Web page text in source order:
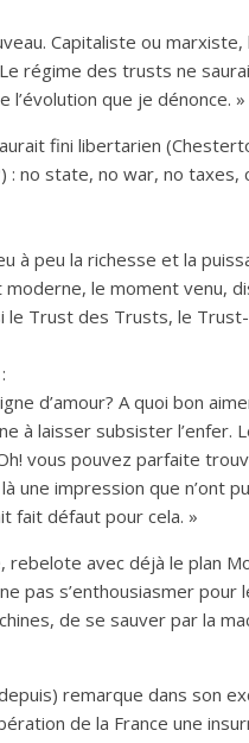
Capitaliste ou
régime des trusts ne
l’évolution que je dénonce. »
fini libertarien
: no state, no war, no
à peu la richesse et la
moderne, le moment venu,
le Trust des Trusts, le
d’amour? A quoi bon
à laisser subsister
vous pouvez parfaite
une impression que n’ont
fait défaut pour cela. »
rebelote avec déjà le plan
pas s’enthousiasmer
de se sauver par la
remarque dans son
de la France une